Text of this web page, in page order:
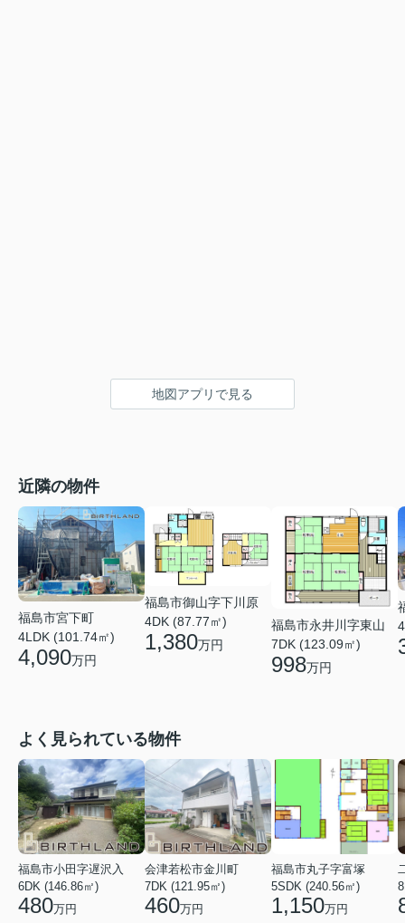
地図アプリで見る
近隣の物件
福島市宮下町
4LDK (101.74㎡)
4,090万円
福島市御山字下川原
4DK (87.77㎡)
1,380万円
福島市永井川字東山
7DK (123.09㎡)
998万円
よく見られている物件
福島市小田字遅沢入
6DK (146.86㎡)
480万円
会津若松市金川町
7DK (121.95㎡)
460万円
福島市丸子字富塚
5SDK (240.56㎡)
1,150万円